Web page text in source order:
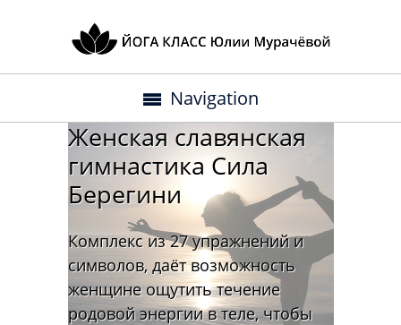
Navigation
Женская славянская
гимнастика Сила
Берегини
Комплекс из 27 упражнений и
символов, даёт возможность
женщине ощутить течение
родовой энергии в теле, чтобы